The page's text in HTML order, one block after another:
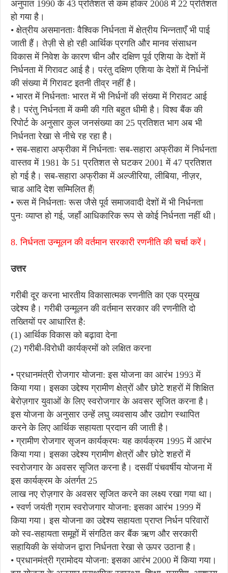
अनुपात 1990 के 43 प्रतिशत से कम होकर 2008 में 22 प्रतिशत
हो गया है।
• क्षेत्रीय असमानताः वैश्विक निर्धनता में क्षेत्रीय भिन्नताएँ भी पाई
जाती हैं। तेज़ी से हो रही आर्थिक प्रगति और मानव संसाधन
विकास में निवेश के कारण चीन और दक्षिण पूर्व एशिया के देशों में
निर्धनता में गिरावट आई है। परंतु दक्षिण एशिया के देशों में निर्धनों
की संख्या में गिरावट इतनी तीव्र नहीं है।
• भारत में निर्धनताः भारत में भी निर्धनों की संख्या में गिरावट आई
है। परंतु निर्धनता में कमी की गति बहुत धीमी है। विश्व बैंक की
रिपोर्ट के अनुसार कुल जनसंख्या का 25 प्रतिशत भाग अब भी
निर्धनता रेखा से नीचे रह रहा है।
• सब-सहारा अफ्रीका में निर्धनताः सब-सहारा अफ्रीका में निर्धनता
वास्तव में 1981 के 51 प्रतिशत से घटकर 2001 में 47 प्रतिशत
हो गई है। सब-सहारा अफ्रीका में अल्जीरिया, लीबिया, नीज़र,
चाड आदि देश सम्मिलित हैं|
• रूस में निर्धनताः रूस जैसे पूर्व समाजवादी देशों में भी निर्धनता
पुनः व्याप्त हो गई, जहाँ आधिकारिक रूप से कोई निर्धनता नहीं थी।
8. निर्धनता उन्मूलन की वर्तमान सरकारी रणनीति की चर्चा करें।
उत्तर
गरीबी दूर करना भारतीय विकासात्मक रणनीति का एक प्रमुख
उद्देश्य है। गरीबी उन्मूलन की वर्तमान सरकार की रणनीति दो
तख्तियों पर आधारित है:
(1) आर्थिक विकास को बढ़ावा देना
(2) गरीबी-विरोधी कार्यक्रमों को लक्षित करना
• प्रधानमंत्री रोजगार योजना: इस योजना का आरंभ 1993 में
किया गया। इसका उद्देश्य ग्रामीण क्षेत्रों और छोटे शहरों में शिक्षित
बेरोज़गार युवाओं के लिए स्वरोजगार के अवसर सृजित करना है।
इस योजना के अनुसार उन्हें लघु व्यवसाय और उद्योग स्थापित
करने के लिए आर्थिक सहायता प्रदान की जाती है।
• ग्रामीण रोजगार सृजन कार्यक्रमः यह कार्यक्रम 1995 में आरंभ
किया गया। इसका उद्देश्य ग्रामीण क्षेत्रों और छोटे शहरों में
स्वरोजगार के अवसर सृजित करना है। दसवीं पंचवर्षीय योजना में
इस कार्यक्रम के अंतर्गत 25
लाख नए रोज़गार के अवसर सृजित करने का लक्ष्य रखा गया था।
• स्वर्ण जयंती ग्राम स्वरोजगार योजना: इसका आरंभ 1999 में
किया गया। इस योजना का उद्देश्य सहायता प्राप्त निर्धन परिवारों
को स्व-सहायता समूहों में संगठित कर बैंक ऋण और सरकारी
सहायिकी के संयोजन द्वारा निर्धनता रेखा से ऊपर उठाना है।
• प्रधानमंत्री ग्रामोदय योजना: इसका आरंभ 2000 में किया गया।